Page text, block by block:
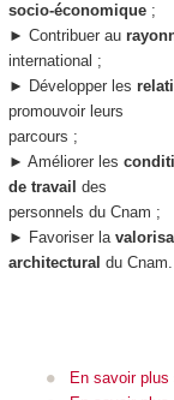
socio-économique;
► Contribuer au
international ;
► Développer les
promouvoir leurs
parcours ;
► Améliorer les
de travail des
personnels du Cnam ;
► Favoriser la
architectural du Cnam.
En savoir plus